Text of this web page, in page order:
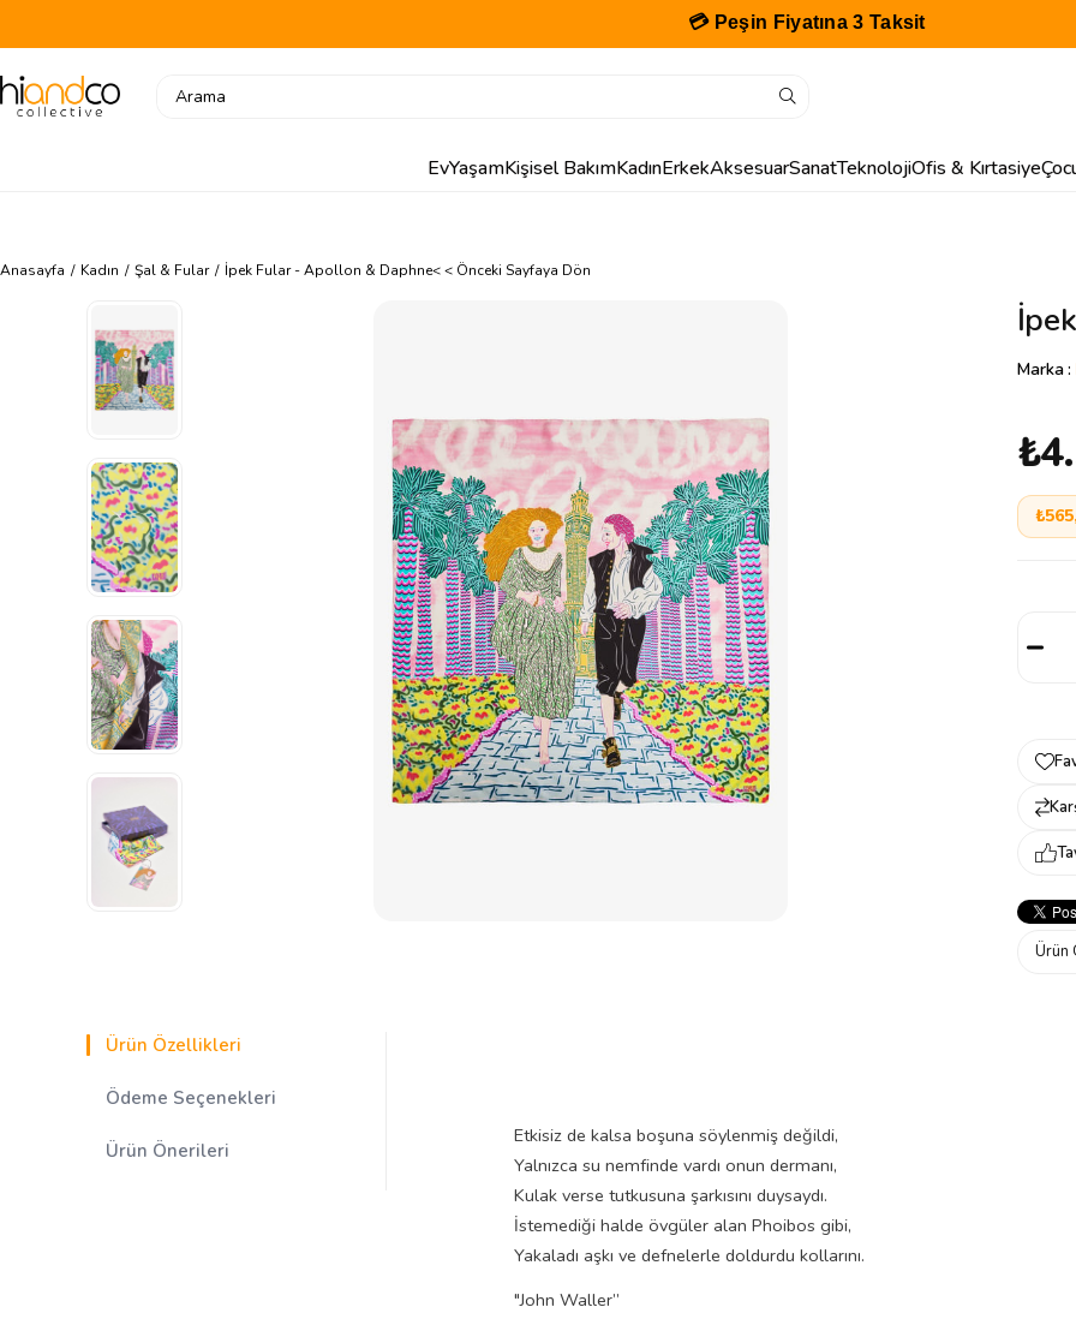
💳 Peşin Fiyatına 3 Taksit
EvYaşamKişisel BakımKadınErkekAksesuarSanatTeknolojiOfis & Kırtasiye
Anasayfa Kadın Şal & Fular İpek Fular - Apollon & Daphne< < Önceki Sayfaya Dön
Marka:
Ürün
Ürün Özellikleri
Ödeme Seçenekleri
Ürün Önerileri
Etkisiz de kalsa boşuna söylenmiş değildi,
Yalnızca su nemfinde vardı onun dermanı,
Kulak verse tutkusuna şarkısını duysaydı.
İstemediği halde övgüler alan Phoibos gibi,
Yakaladı aşkı ve defnelerle doldurdu kollarını.
"John Waller”